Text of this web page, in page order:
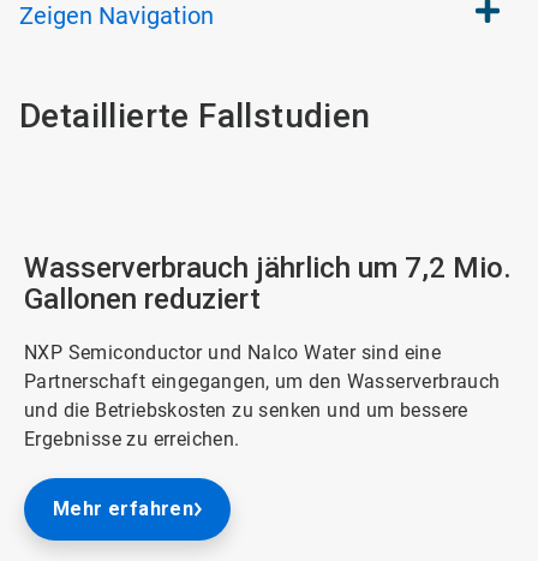
Zeigen Navigation
Detaillierte Fallstudien
Wasserverbrauch jährlich um 7,2 Mio.
Gallonen reduziert
NXP Semiconductor und Nalco Water sind eine
Partnerschaft eingegangen, um den Wasserverbrauch
und die Betriebskosten zu senken und um bessere
Ergebnisse zu erreichen.
Mehr erfahren